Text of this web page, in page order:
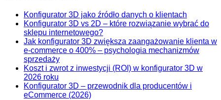
Konfigurator 3D jako źródło danych o klientach
Konfigurator 3D vs 2D – które rozwiązanie wybrać do
sklepu internetowego?
Jak konfigurator 3D zwiększa zaangażowanie klienta w
e-commerce o 400% – psychologia mechanizmów
sprzedaży
Koszt i zwrot z inwestycji (ROI) w konfigurator 3D w
2026 roku
Konfigurator 3D – przewodnik dla producentów i
eCommerce (2026)